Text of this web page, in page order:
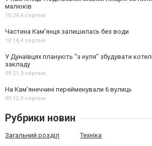
малюків
10:24,4 серпня
Частина Кам'янця залишилась без води
10:14,4 серпня
У Дунаївцях планують "з нуля" збудувати
закладу
09:21,3 серпня
На Камʼянеччині перейменували 6 вулиць
09:12,3 серпня
Рубрики новин
Загальний розділ Техніка